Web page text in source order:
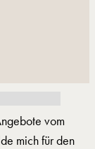
vom
mich für den
sich